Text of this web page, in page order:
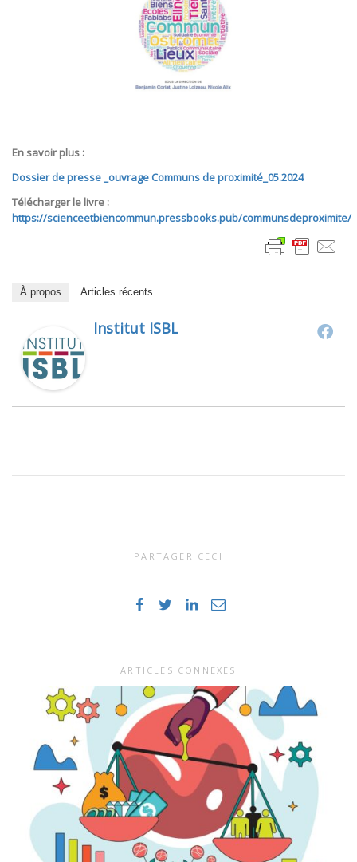
En savoir plus :
Dossier de presse _ouvrage Communs de proximité_05.2024
Télécharger le livre :
https://scienceetbiencommun.pressbooks.pub/communsdeproximite/
À propos Articles récents
Institut ISBL
PARTAGER CECI
ARTICLES CONNEXES